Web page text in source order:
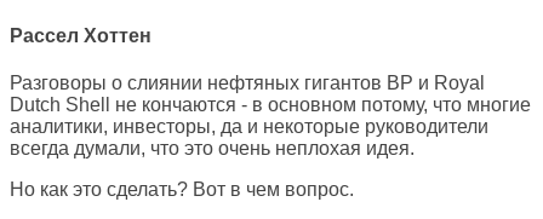
Рассел Хоттен
Разговоры о слиянии нефтяных гигантов BP и Royal
Dutch Shell не кончаются - в основном потому, что многие
аналитики, инвесторы, да и некоторые руководители
всегда думали, что это очень неплохая идея.
Но как это сделать? Вот в чем вопрос.